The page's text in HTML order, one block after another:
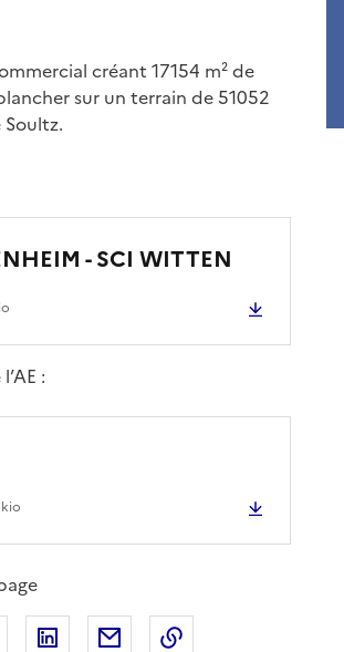
créant 17154 m² de
sur un terrain de 51052
Soultz.
- SCI WITTEN
:
sur Facebook
Partager sur XPartager sur LinkedIn
Partager par email